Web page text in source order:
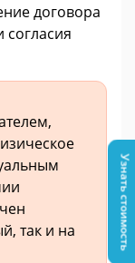
договора
согласия
так и на
Узнать стоимость